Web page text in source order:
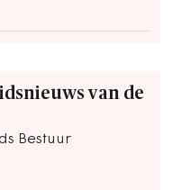
van de
Bestuur